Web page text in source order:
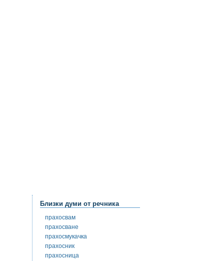
Близки думи от речника
прахосвам
прахосване
прахосмукачка
прахосник
прахосница